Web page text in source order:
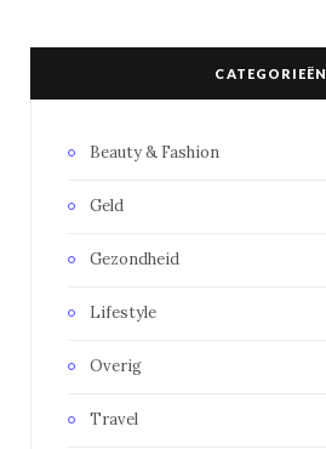
CATEGORIEËN
Beauty & Fashion
Geld
Gezondheid
Lifestyle
Overig
Travel